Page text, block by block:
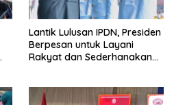
Lantik Lulusan IPDN, Presiden
Berpesan untuk Layani
Rakyat dan Sederhanakan